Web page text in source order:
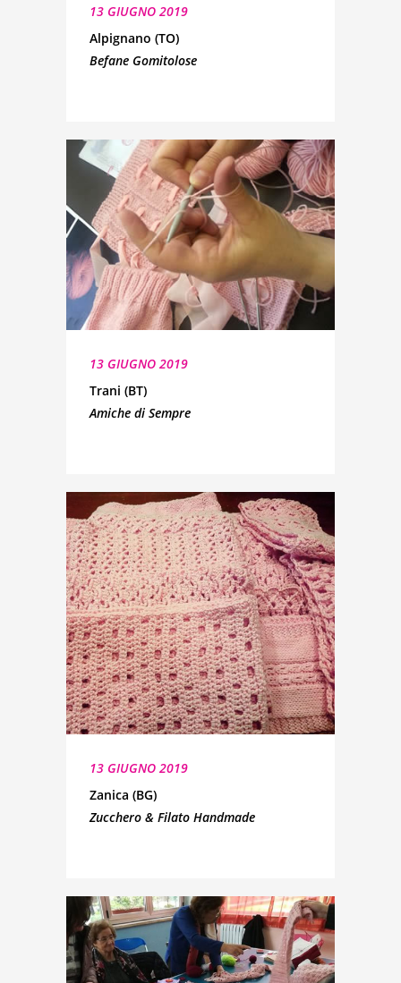
13 GIUGNO 2019
Alpignano (TO)
Befane Gomitolose
13 GIUGNO 2019
Trani (BT)
Amiche di Sempre
13 GIUGNO 2019
Zanica (BG)
Zucchero & Filato Handmade